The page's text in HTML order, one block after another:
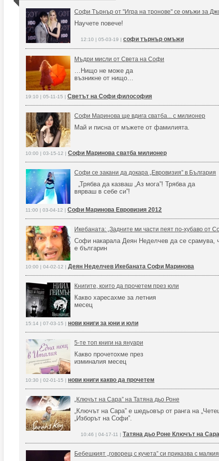
Софи Търнър от "Игра на тронове" се омъжи за
Научете повече!
12:10 | 05-03-19 | софи търнър омъжи
Мъдри мисли от Света на Софи
…Нищо не може да
възникне от нищо…
19:10 | 05-11-15 | Светът на Софи философия
Софи Маринова ще вдига сватба... с милионер
Май и писна от мъжете от фамилията.
10:00 | 03-15-12 | Софи Маринова сватба милионер
Софи се закани да докара „Евровизия” в България
„Трябва да казваш „Аз мога”! Трябва да
вярваш в себе си”!
11:00 | 03-04-12 | Софи Маринова Евровизия 2012
Икебаната: „Задните ми части пеят по-хубаво от
Софи накарала Деян Неделчев да се срамува,
е българин
10:00 | 04-02-12 | Деян Неделчев Икебаната Софи Маринова
Книгите, които да прочетем през юли
Какво харесахме за летния
месец
15:14 | 07-03-15 | нови книги за юни и юли
5-те топ книги на януари
Какво прочетохме през
изминалия месец
10:30 | 02-01-15 | нови книги какво да прочетем
„Ключът на Сара” на Татяна дьо Роне
„Ключът на Сара” е шедьовър от ранга на
„Изборът на Софи”.
10:46 | 04-17-11 | Татяна дьо Роне Ключът на Сара
Бебешкият „говорещ с кучета” си приказва с